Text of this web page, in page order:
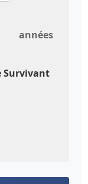
années
Survivant